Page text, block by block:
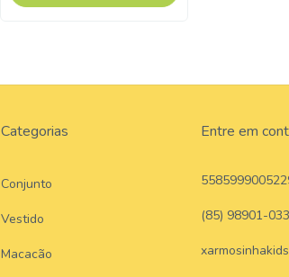
Categorias
Conjunto
Vestido
Macacão
Entre em
(85) 98901-